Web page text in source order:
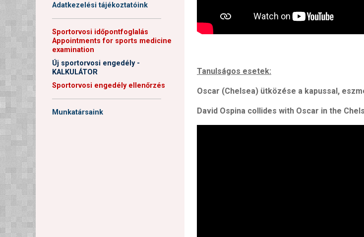
Adatkezelési tájékoztatóink
──────────────────────
Sportorvosi időpontfoglalás
Appointments for sports medicine
examination
Új sportorvosi engedély -
KALKULÁTOR
Sportorvosi engedély ellenőrzés
──────────────────────
Munkatársaink
Tanulságos esetek:
Oscar (Chelsea) ütközése a kapussal,
David Ospina collides with Oscar in the